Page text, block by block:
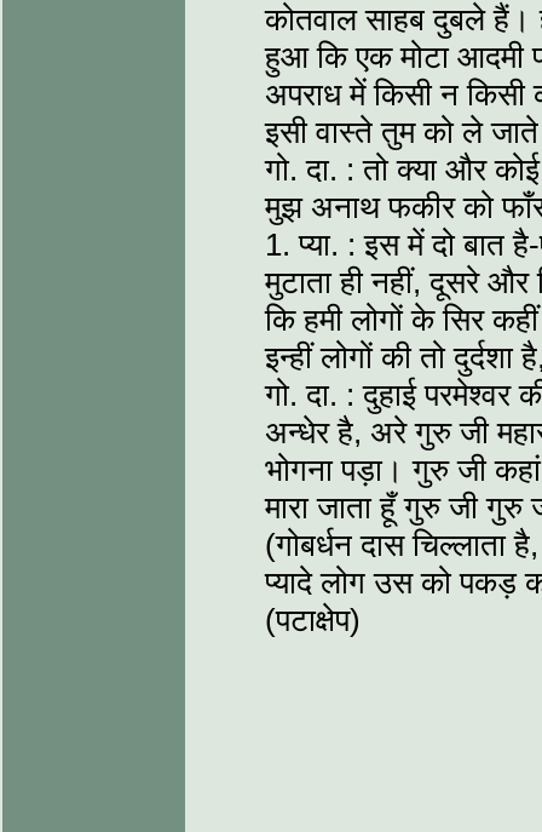
कोतवाल साहब दुबले हैं।
हुआ कि एक मोटा आदमी
अपराध में किसी न किसी
इसी वास्ते तुम को ले
गो. दा. : तो क्या और
मुझ अनाथ फकीर को
1. प्या. : इस में दो बात
मुटाता ही नहीं, दूसरे
कि हमी लोगों के सिर
इन्हीं लोगों की तो
गो. दा. : दुहाई परमेश्वर
अन्धेर है, अरे गुरु जी
भोगना पड़ा। गुरु जी
मारा जाता हूँ गुरु जी गुरु
(गोबर्धन दास चिल्लाता है,
प्यादे लोग उस को पकड़
(पटाक्षेप)